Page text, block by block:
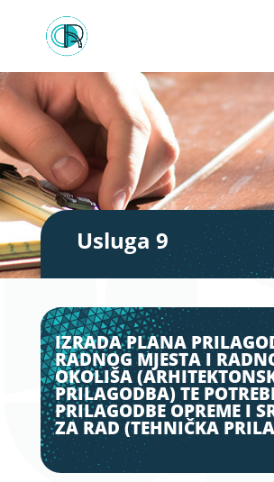
Usluga 9
IZRADA PLANA
RADNOG MJESTA I
OKOLIŠA
PRILAGODBA) TE
PRILAGODBE OPREME I
ZA RAD (TEHNIČKA